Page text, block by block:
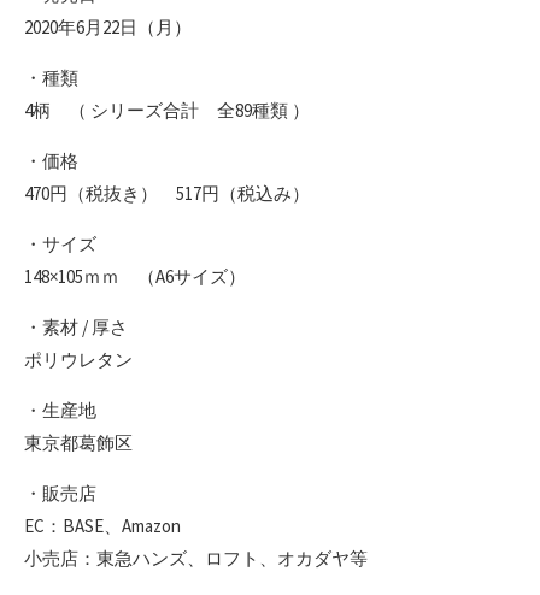
2020年6月22日（月）
・種類
4柄 （ シリーズ合計 全89種類 ）
・価格
470円（税抜き） 517円（税込み）
・サイズ
148×105ｍｍ （A6サイズ）
・素材 / 厚さ
ポリウレタン
・生産地
東京都葛飾区
・販売店
EC：BASE、Amazon
小売店：東急ハンズ、ロフト、オカダヤ等